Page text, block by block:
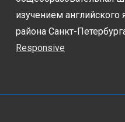
изучением
района Санкт-
Responsive